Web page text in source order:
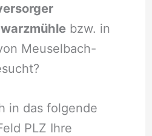
bzw. in
Meuselbach-
in das folgende
PLZ Ihre